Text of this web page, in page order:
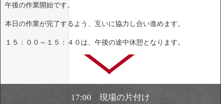
午後の作業開始です。
本日の作業が完了するよう、互いに協力し合い進めます。
１５：００～１５：４０は、午後の途中休憩となります。
17:00 現場の片付け